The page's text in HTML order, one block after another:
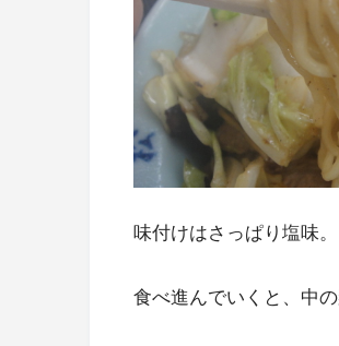
味付けはさっぱり塩味。
食べ進んでいくと、中